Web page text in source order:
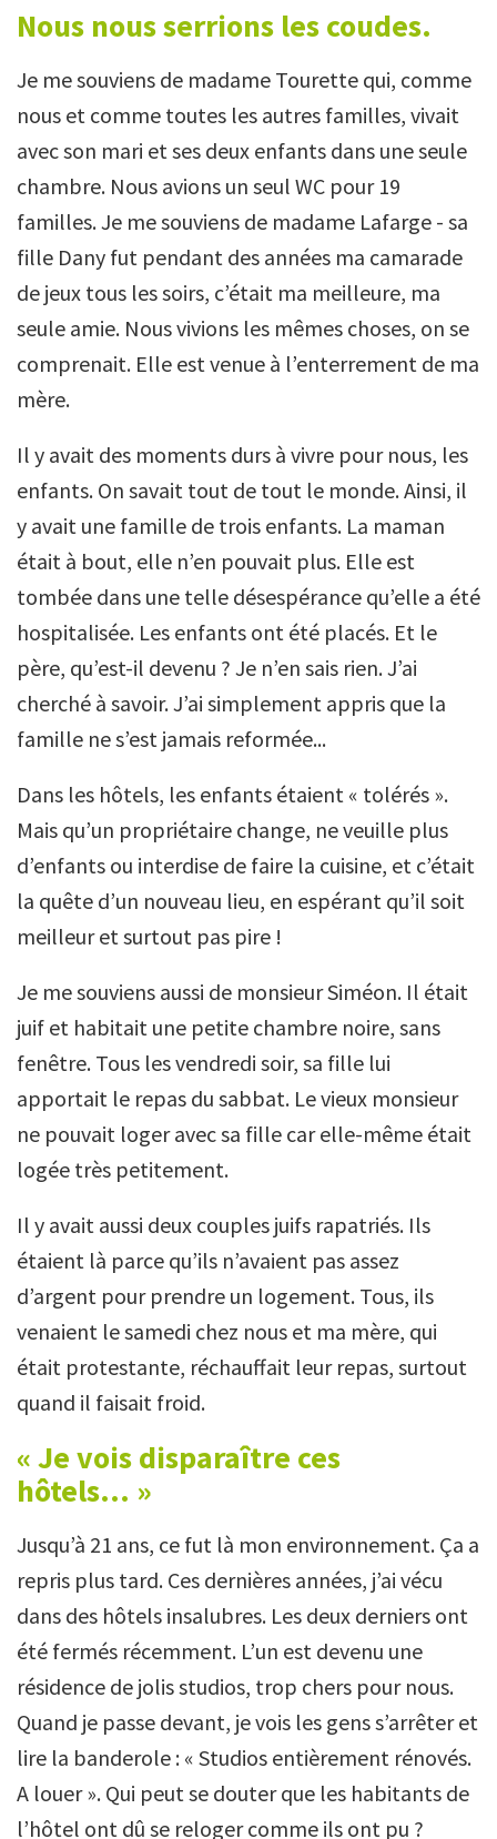
Nous nous serrions les coudes.
Je me souviens de madame Tourette qui, comme
nous et comme toutes les autres familles, vivait
avec son mari et ses deux enfants dans une seule
chambre. Nous avions un seul WC pour 19
familles. Je me souviens de madame Lafarge - sa
fille Dany fut pendant des années ma camarade
de jeux tous les soirs, c’était ma meilleure, ma
seule amie. Nous vivions les mêmes choses, on se
comprenait. Elle est venue à l’enterrement de ma
mère.
Il y avait des moments durs à vivre pour nous, les
enfants. On savait tout de tout le monde. Ainsi, il
y avait une famille de trois enfants. La maman
était à bout, elle n’en pouvait plus. Elle est
tombée dans une telle désespérance qu’elle a été
hospitalisée. Les enfants ont été placés. Et le
père, qu’est-il devenu ? Je n’en sais rien. J’ai
cherché à savoir. J’ai simplement appris que la
famille ne s’est jamais reformée...
Dans les hôtels, les enfants étaient « tolérés ».
Mais qu’un propriétaire change, ne veuille plus
d’enfants ou interdise de faire la cuisine, et c’était
la quête d’un nouveau lieu, en espérant qu’il soit
meilleur et surtout pas pire !
Je me souviens aussi de monsieur Siméon. Il était
juif et habitait une petite chambre noire, sans
fenêtre. Tous les vendredi soir, sa fille lui
apportait le repas du sabbat. Le vieux monsieur
ne pouvait loger avec sa fille car elle-même était
logée très petitement.
Il y avait aussi deux couples juifs rapatriés. Ils
étaient là parce qu’ils n’avaient pas assez
d’argent pour prendre un logement. Tous, ils
venaient le samedi chez nous et ma mère, qui
était protestante, réchauffait leur repas, surtout
quand il faisait froid.
« Je vois disparaître ces
hôtels... »
Jusqu’à 21 ans, ce fut là mon environnement. Ça a
repris plus tard. Ces dernières années, j’ai vécu
dans des hôtels insalubres. Les deux derniers ont
été fermés récemment. L’un est devenu une
résidence de jolis studios, trop chers pour nous.
Quand je passe devant, je vois les gens s’arrêter et
lire la banderole : « Studios entièrement rénovés.
A louer ». Qui peut se douter que les habitants de
l’hôtel ont dû se reloger comme ils ont pu ?